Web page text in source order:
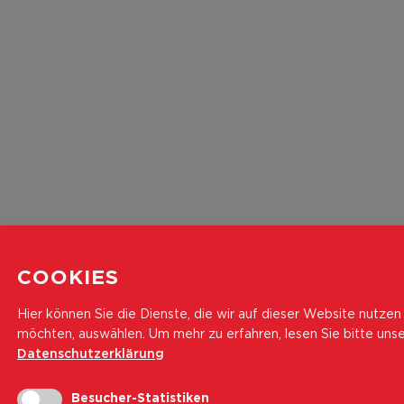
COOKIES
Hier können Sie die Dienste, die wir auf dieser Website nutzen
möchten, auswählen. Um mehr zu erfahren, lesen Sie bitte
Datenschutzerklärung
Besucher-Statistiken